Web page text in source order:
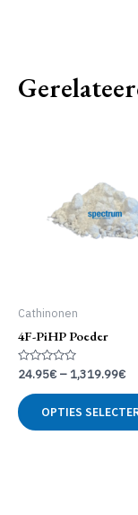
Cathinonen
4F-PiHP Poeder
Gewaardeerd
0
uit
5
24.95€ – 1,319.99€
OPTIES